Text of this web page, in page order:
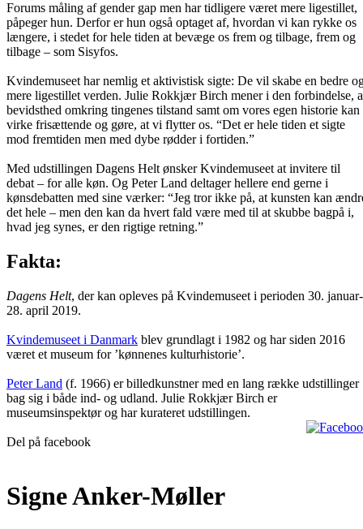
Forums måling af gender gap men har tidligere været mere ligestillet,
påpeger hun. Derfor er hun også optaget af, hvordan vi kan rykke os
længere, i stedet for hele tiden at bevæge os frem og tilbage, frem og
tilbage – som Sisyfos.
Kvindemuseet har nemlig et aktivistisk sigte: De vil skabe en bedre
mere ligestillet verden. Julie Rokkjær Birch mener i den forbindelse,
bevidsthed omkring tingenes tilstand samt om vores egen historie kan
virke frisættende og gøre, at vi flytter os. “Det er hele tiden et sigte
mod fremtiden men med dybe rødder i fortiden.”
Med udstillingen Dagens Helt ønsker Kvindemuseet at invitere til
debat – for alle køn. Og Peter Land deltager hellere end gerne i
kønsdebatten med sine værker: “Jeg tror ikke på, at kunsten kan
det hele – men den kan da hvert fald være med til at skubbe bagpå i,
hvad jeg synes, er den rigtige retning.”
Fakta:
Dagens Helt, der kan opleves på Kvindemuseet i perioden 30. januar-
28. april 2019.
Kvindemuseet i Danmark blev grundlagt i 1982 og har siden 2016
været et museum for ’kønnenes kulturhistorie’.
Peter Land (f. 1966) er billedkunstner med en lang række udstillinger
bag sig i både ind- og udland. Julie Rokkjær Birch er
museumsinspektør og har kurateret udstillingen.
Del på facebook
Signe Anker-Møller